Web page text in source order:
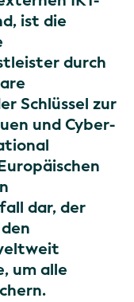
ist die
durch
Schlüssel zur
und Cyber-
dar, der
um alle